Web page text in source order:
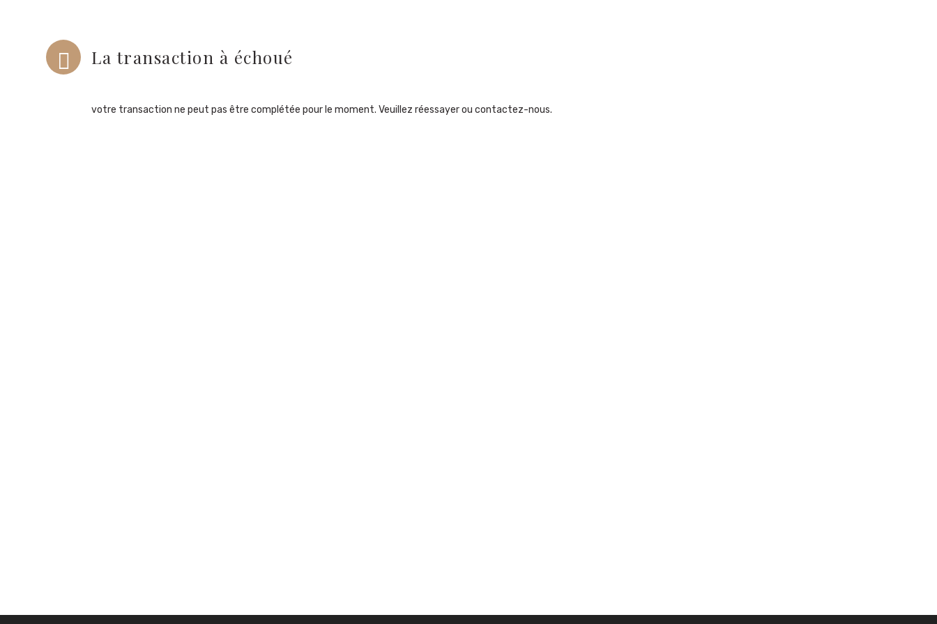
La transaction à échoué
votre transaction ne peut pas être complétée pour le moment. Veuillez réessayer ou contactez-nous.